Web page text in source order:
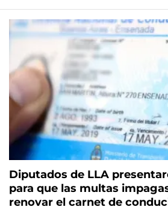
Diputados de LLA
para que las multas
renovar el carnet de